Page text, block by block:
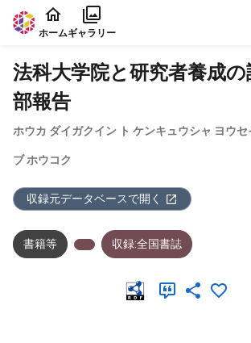
本文に飛ぶ
ホームギャラリー
法科大学院と研究者養成の
部報告
ホウカ ダイガクイン ト ケンキュウシャ ヨウセ
ブ ホウコク
収録元データベースで開く
書籍等 収録:全国書誌